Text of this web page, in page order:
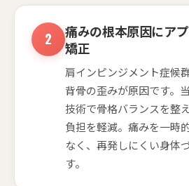
痛みの根本原因にア
矯正
肩インピンジメント症候
背骨の歪みが原因です。
技術で骨格バランスを整
負担を軽減。痛みを一時
なく、再発しにくい身体
す。